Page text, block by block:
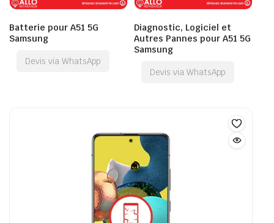
Batterie pour A51 5G
Samsung
Devis via WhatsApp
Diagnostic, Logiciel et
Autres Pannes pour A51 5G
Samsung
Devis via WhatsApp